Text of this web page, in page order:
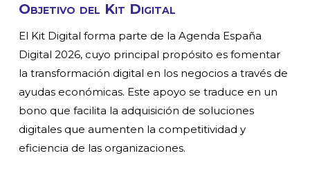
Objetivo del Kit Digital
El Kit Digital forma parte de la Agenda España
Digital 2026, cuyo principal propósito es fomentar
la transformación digital en los negocios a través de
ayudas económicas. Este apoyo se traduce en un
bono que facilita la adquisición de soluciones
digitales que aumenten la competitividad y
eficiencia de las organizaciones.